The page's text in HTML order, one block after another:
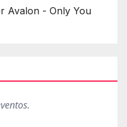
Avalon - Only You